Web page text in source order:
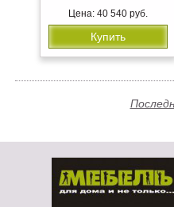
Цена: 40 540 руб.
Купить